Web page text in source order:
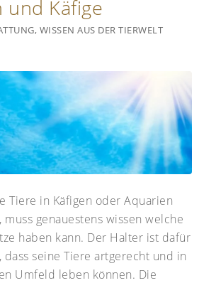
und Käfige
, WISSEN AUS DER TIERWELT
Tiere in Käfigen oder Aquarien
genauestens wissen welche
haben kann. Der Halter ist dafür
seine Tiere artgerecht und in
Umfeld leben können. Die